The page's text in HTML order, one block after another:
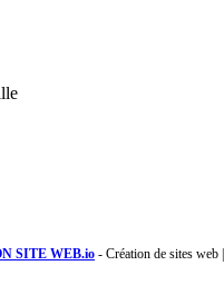
SITE WEB.io - Création de sites web |